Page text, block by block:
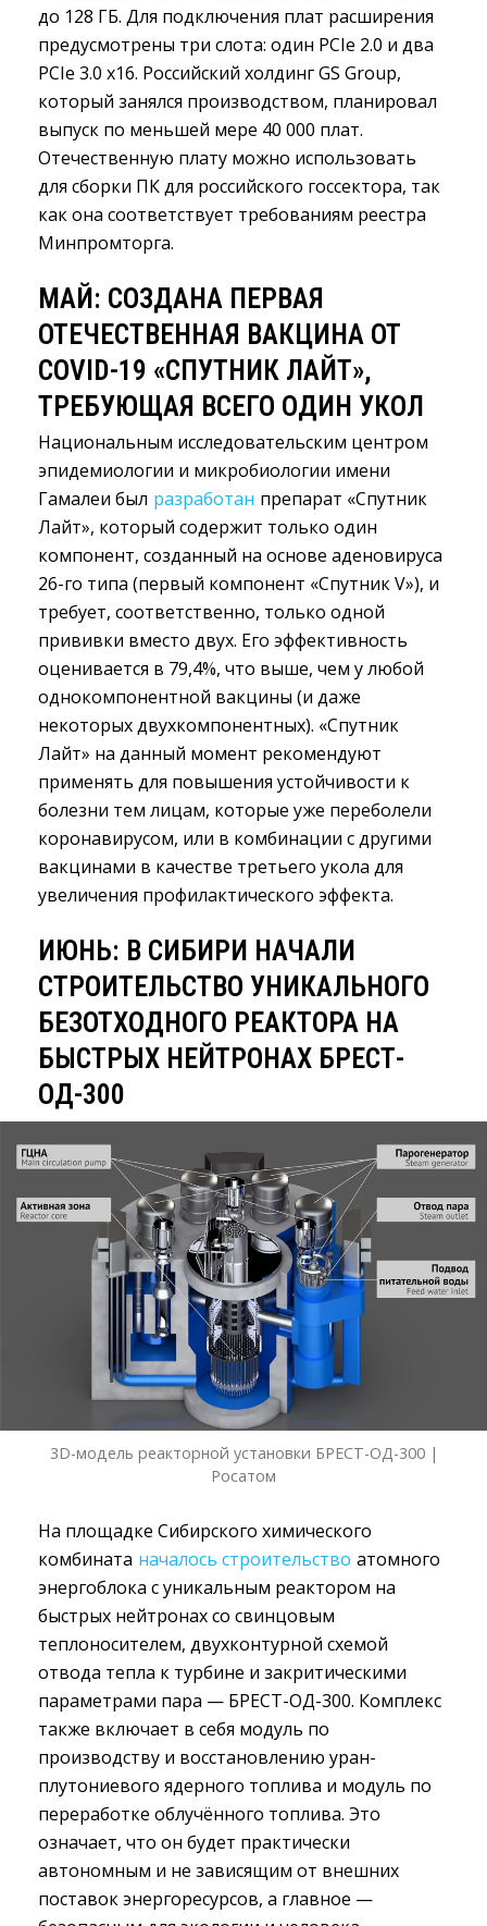
до 128 ГБ. Для подключения плат расширения
предусмотрены три слота: один PCIe 2.0 и два
PCIe 3.0 x16. Российский холдинг GS Group,
который занялся производством, планировал
выпуск по меньшей мере 40 000 плат.
Отечественную плату можно использовать
для сборки ПК для российского госсектора, так
как она соответствует требованиям реестра
Минпромторга.
МАЙ: СОЗДАНА ПЕРВАЯ
ОТЕЧЕСТВЕННАЯ ВАКЦИНА ОТ
COVID-19 «СПУТНИК ЛАЙТ»,
ТРЕБУЮЩАЯ ВСЕГО ОДИН УКОЛ
Национальным исследовательским центром
эпидемиологии и микробиологии имени
Гамалеи был разработан препарат «Спутник
Лайт», который содержит только один
компонент, созданный на основе аденовируса
26-го типа (первый компонент «Спутник V»), и
требует, соответственно, только одной
прививки вместо двух. Его эффективность
оценивается в 79,4%, что выше, чем у любой
однокомпонентной вакцины (и даже
некоторых двухкомпонентных). «Спутник
Лайт» на данный момент рекомендуют
применять для повышения устойчивости к
болезни тем лицам, которые уже переболели
коронавирусом, или в комбинации с другими
вакцинами в качестве третьего укола для
увеличения профилактического эффекта.
ИЮНЬ: В СИБИРИ НАЧАЛИ
СТРОИТЕЛЬСТВО УНИКАЛЬНОГО
БЕЗОТХОДНОГО РЕАКТОРА НА
БЫСТРЫХ НЕЙТРОНАХ БРЕСТ-
ОД-300
3D-модель реакторной установки БРЕСТ-ОД-300 |
Росатом
На площадке Сибирского химического
комбината началось строительство атомного
энергоблока с уникальным реактором на
быстрых нейтронах со свинцовым
теплоносителем, двухконтурной схемой
отвода тепла к турбине и закритическими
параметрами пара — БРЕСТ-ОД-300. Комплекс
также включает в себя модуль по
производству и восстановлению уран-
плутониевого ядерного топлива и модуль по
переработке облучённого топлива. Это
означает, что он будет практически
автономным и не зависящим от внешних
поставок энергоресурсов, а главное —